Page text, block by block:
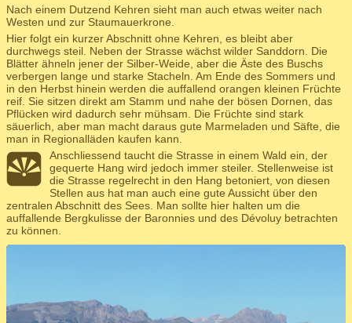
Nach einem Dutzend Kehren sieht man auch etwas weiter nach
Westen und zur Staumauerkrone.
Hier folgt ein kurzer Abschnitt ohne Kehren, es bleibt aber
durchwegs steil. Neben der Strasse wächst wilder Sanddorn. Die
Blätter ähneln jener der Silber-Weide, aber die Äste des Buschs
verbergen lange und starke Stacheln. Am Ende des Sommers und
in den Herbst hinein werden die auffallend orangen kleinen Früchte
reif. Sie sitzen direkt am Stamm und nahe der bösen Dornen, das
Pflücken wird dadurch sehr mühsam. Die Früchte sind stark
säuerlich, aber man macht daraus gute Marmeladen und Säfte, die
man in Regionalläden kaufen kann.
Anschliessend taucht die Strasse in einem Wald ein, der
gequerte Hang wird jedoch immer steiler. Stellenweise ist
die Strasse regelrecht in den Hang betoniert, von diesen
Stellen aus hat man auch eine gute Aussicht über den
zentralen Abschnitt des Sees. Man sollte hier halten um die
auffallende Bergkulisse der Baronnies und des Dévoluy betrachten
zu können.